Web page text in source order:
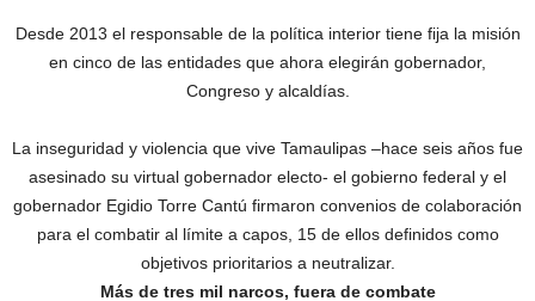
Desde 2013 el responsable de la política interior tiene fija la misión
en cinco de las entidades que ahora elegirán gobernador,
Congreso y alcaldías.
La inseguridad y violencia que vive Tamaulipas –hace seis años fue
asesinado su virtual gobernador electo- el gobierno federal y el
gobernador Egidio Torre Cantú firmaron convenios de colaboración
para el combatir al límite a capos, 15 de ellos definidos como
objetivos prioritarios a neutralizar.
Más de tres mil narcos, fuera de combate